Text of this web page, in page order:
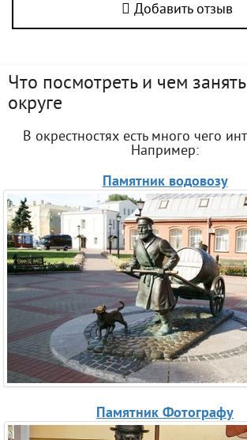
Добавить отзыв
Что посмотреть и чем
округе
В окрестностях есть много чего
Например:
Памятник водовозу
Памятник Фотографу